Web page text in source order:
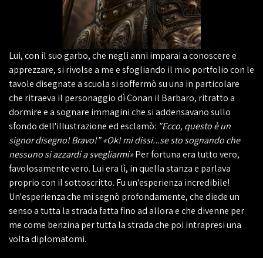
Lui, con il suo garbo, che negli anni imparai a conoscere e
apprezzare, si rivolse a me e sfogliando il mio portfolio con le
tavole disegnate a scuola si soffermò su una in particolare
che ritraeva il personaggio dì Conan il Barbaro, ritratto a
dormire e a sognare immagini che si addensavano sullo
sfondo dell'illustrazione ed esclamò: "Ecco, questo è un
signor disegno! Bravo!" «Ok! mi dissi...se sto sognando che
nessuno si azzardi a svegliarmi»Per fortuna era tutto vero,
favolosamente vero. Lui era lì, in quella stanza e parlava
proprio con il sottoscritto. Fu un'esperienza incredibile!
Un'esperienza che mi segnò profondamente, che diede un
senso a tutta la strada fatta fino ad allora e che divenne per
me come benzina per tutta la strada che poi intrapresi una
volta diplomatomi.